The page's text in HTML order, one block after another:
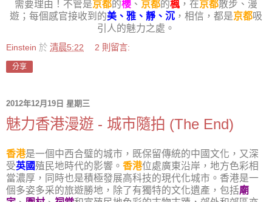
需要理由！不管是京都的櫻 、 京都的楓 ，在京都散步、漫
遊；每個感官接收到的美、雅、靜、沉 ，相信，都是京都吸
引人的魅力之處。
Einstein 於 清晨5:22 2 則留言:
分享
2012年12月19日 星期三
魅力香港漫遊 - 城市隨拍 (The End)
香港是一個中西合璧的城市，既保留傳統的中國文化，又深
受英國殖民地時代的影響。 香港位處廣東沿岸，地方色彩相
當濃厚，同時也是積極發展高科技的現代化城市。香港是一
個多姿多采的旅遊勝地，除了有獨特的文化遺產，包括廟